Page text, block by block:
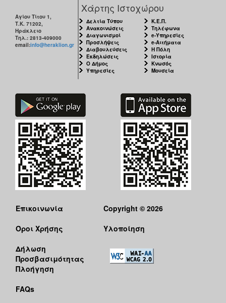
Αγίου Τίτου 1,
Τ.Κ. 71202,
Ηράκλειο
Τηλ.: 2813-409000
email:info@heraklion.gr
Χάρτης Ιστοχώρου
Δελτία Τύπου
Ανακοινώσεις
Διαγωνισμοί
Προσλήψεις
Διαβουλεύσεις
Εκδηλώσεις
Ο Δήμος
Υπηρεσίες
Κ.Ε.Π.
Τηλέφωνα
e-Υπηρεσίες
e-Αιτήματα
Η Πόλη
Ιστορία
Κνωσός
Μουσεία
Επικοινωνία
Όροι Χρήσης
Δήλωση
Προσβασιμότητας
Πλοήγηση
FAQs
Copyright © 2026
Υλοποίηση